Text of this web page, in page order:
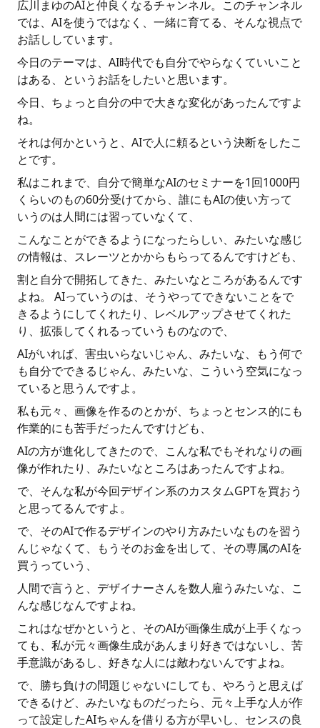
広川まゆのAIと仲良くなるチャンネル。このチャンネル
では、AIを使うではなく、一緒に育てる、そんな視点で
お話ししています。
今日のテーマは、AI時代でも自分でやらなくていいこと
はある、というお話をしたいと思います。
今日、ちょっと自分の中で大きな変化があったんですよ
ね。
それは何かというと、AIで人に頼るという決断をしたこ
とです。
私はこれまで、自分で簡単なAIのセミナーを1回1000円
くらいのもの60分受けてから、誰にもAIの使い方って
いうのは人間には習っていなくて、
こんなことができるようになったらしい、みたいな感じ
の情報は、スレーツとかからもらってるんですけども、
割と自分で開拓してきた、みたいなところがあるんです
よね。 AIっていうのは、そうやってできないことをで
きるようにしてくれたり、レベルアップさせてくれた
り、拡張してくれるっていうものなので、
AIがいれば、害虫いらないじゃん、みたいな、もう何で
も自分でできるじゃん、みたいな、こういう空気になっ
ていると思うんですよ。
私も元々、画像を作るのとかが、ちょっとセンス的にも
作業的にも苦手だったんですけども、
AIの方が進化してきたので、こんな私でもそれなりの画
像が作れたり、みたいなところはあったんですよね。
で、そんな私が今回デザイン系のカスタムGPTを買おう
と思ってるんですよ。
で、そのAIで作るデザインのやり方みたいなものを習う
んじゃなくて、もうそのお金を出して、その専属のAIを
買うっていう、
人間で言うと、デザイナーさんを数人雇うみたいな、こ
んな感じなんですよね。
これはなぜかというと、そのAIが画像生成が上手くなっ
ても、私が元々画像生成があんまり好きではないし、苦
手意識があるし、好きな人には敵わないんですよね。
で、勝ち負けの問題じゃないにしても、やろうと思えば
できるけど、みたいなものだったら、元々上手な人が作
って設定したAIちゃんを借りる方が早いし、センスの良